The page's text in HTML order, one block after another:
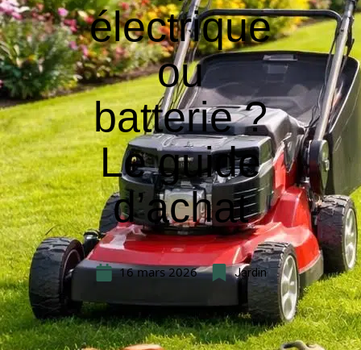
électrique
ou
batterie ?
Le guide
d’achat
16 mars 2026 Jardin